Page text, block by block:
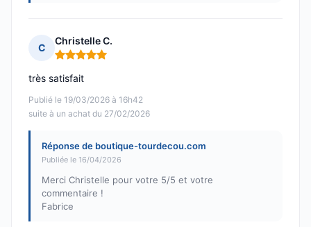
C
Christelle C.
Note : 5 sur 5
Publié le 19/03/2026 à 16h42
suite à un achat du 27/02/2026
très satisfait
Réponse de boutique-tourdecou.com
Publiée le 16/04/2026
Merci Christelle pour votre 5/5 et votre
commentaire !
Fabrice